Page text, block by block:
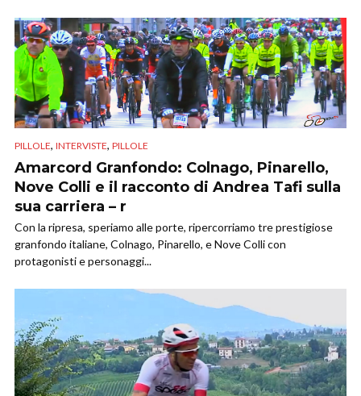
PILLOLE, INTERVISTE, PILLOLE
Amarcord Granfondo: Colnago, Pinarello,
Nove Colli e il racconto di Andrea Tafi sulla
sua carriera – r
Con la ripresa, speriamo alle porte, ripercorriamo tre prestigiose
granfondo italiane, Colnago, Pinarello, e Nove Colli con
protagonisti e personaggi...